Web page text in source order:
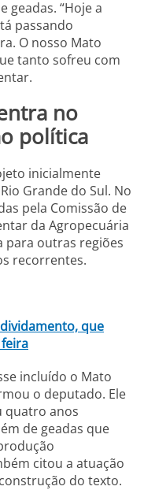
geadas. “Hoje a
passando
O nosso Mato
tanto sofreu com
no
política
inicialmente
Grande do Sul. No
pela Comissão de
da Agropecuária
para outras regiões
recorrentes.
que
incluído o Mato
o deputado. Ele
quatro anos
de geadas que
citou a atuação
do texto.